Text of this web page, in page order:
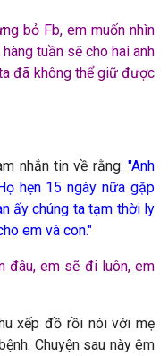
bỏ Fb, em muốn nhìn
tuần sẽ cho hai anh
đã không thể giữ được
nhắn tin về rằng: "Anh
hẹn 15 ngày nữa gặp
ấy chúng ta tạm thời ly
em và con."
đâu, em sẽ đi luôn, em
xếp đồ rồi nói với mẹ
Chuyện sau này êm